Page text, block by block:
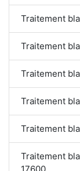
Traitement
Traitement
Traitement
Traitement
Traitement
Traitement
17600